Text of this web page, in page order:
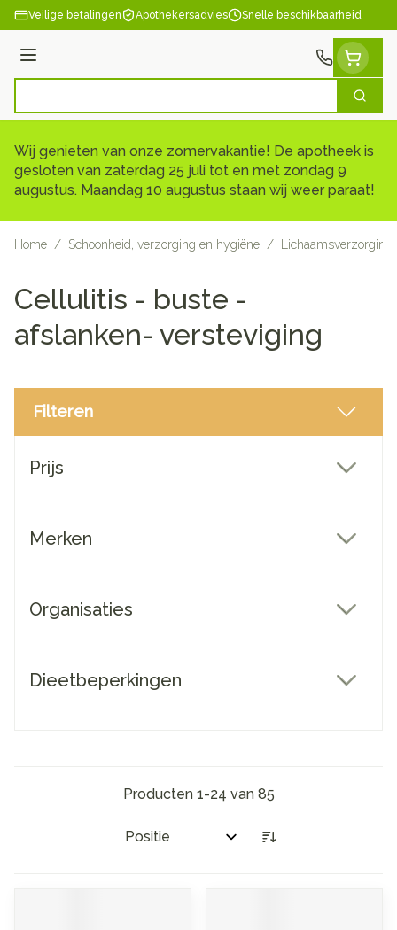
Ga naar de inhoud
Veilige betalingen Apothekersadvies Snelle beschikbaarheid
Menu
Zoek
Wij genieten van onze zomervakantie! De apotheek is
gesloten van zaterdag 25 juli tot en met zondag 9
augustus. Maandag 10 augustus staan wij weer paraat!
Home / Schoonheid, verzorging en hygiëne / Lichaamsverzorging
Cellulitis - buste -
afslanken- versteviging
Filteren
Prijs
Merken
Organisaties
Dieetbeperkingen
Producten 1-24 van 85
Sorteer op: